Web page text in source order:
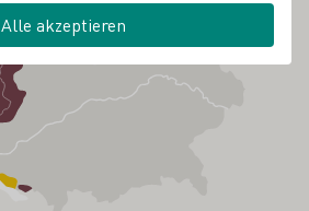
Alle akzeptieren